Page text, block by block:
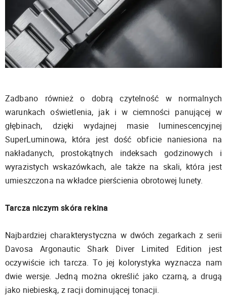
Zadbano również o dobrą czytelność w normalnych
warunkach oświetlenia, jak i w ciemności panującej w
głębinach, dzięki wydajnej masie luminescencyjnej
SuperLuminowa, która jest dość obficie naniesiona na
nakładanych, prostokątnych indeksach godzinowych i
wyrazistych wskazówkach, ale także na skali, która jest
umieszczona na wkładce pierścienia obrotowej lunety.
Tarcza niczym skóra rekina
Najbardziej charakterystyczna w dwóch zegarkach z serii
Davosa Argonautic Shark Diver Limited Edition jest
oczywiście ich tarcza. To jej kolorystyka wyznacza nam
dwie wersje. Jedną można określić jako czarną, a drugą
jako niebieską, z racji dominującej tonacji.